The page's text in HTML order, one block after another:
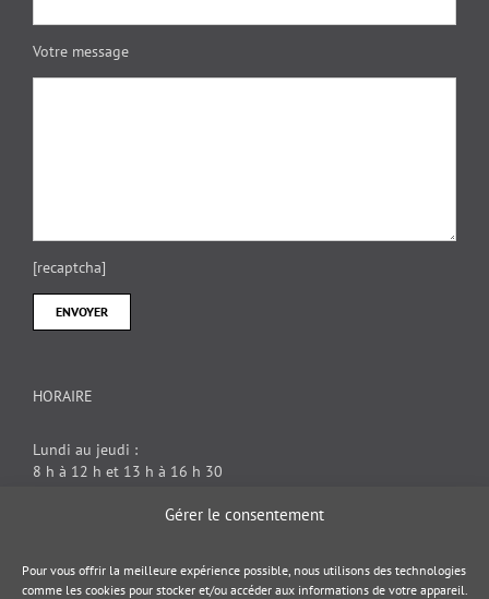
Gérer le consentement
Pour vous offrir la meilleure expérience possible, nous utilisons des technologies
comme les cookies pour stocker et/ou accéder aux informations de votre appareil.
Votre message
[recaptcha]
HORAIRE
Lundi au jeudi :
8 h à 12 h et 13 h à 16 h 30
DOCUMENT JURIDIQUE